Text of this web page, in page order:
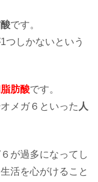
です。
つしかないという
肪酸です。
メガ６といった 人
が過多になってし
活を心がけること